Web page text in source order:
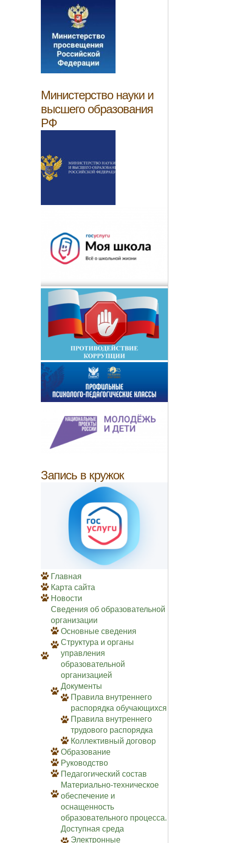
Министерство науки и
высшего образования
РФ
Запись в кружок
Главная
Карта сайта
Новости
Сведения об образовательной
организации
Основные сведения
Структура и органы
управления
образовательной
организацией
Документы
Правила внутреннего
распорядка обучающихся
Правила внутреннего
трудового распорядка
Коллективный договор
Образование
Руководство
Педагогический состав
Материально-техническое
обеспечение и
оснащенность
образовательного процесса.
Доступная среда
Электронные